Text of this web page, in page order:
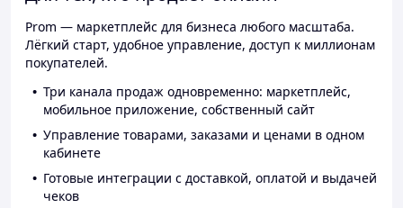
Prom — маркетплейс для бизнеса любого масштаба.
Лёгкий старт, удобное управление, доступ к миллионам
покупателей.
Три канала продаж одновременно: маркетплейс,
мобильное приложение, собственный сайт
Управление товарами, заказами и ценами в одном
кабинете
Готовые интеграции с доставкой, оплатой и выдачей
чеков